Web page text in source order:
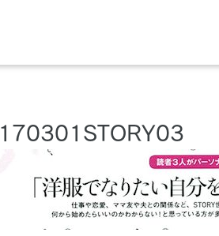
170301STORY03